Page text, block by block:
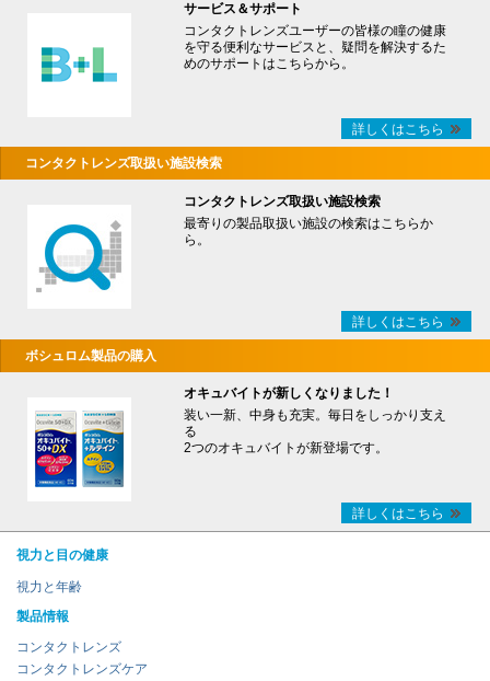
サービス＆サポート
コンタクトレンズユーザーの皆様の瞳の健康
を守る便利なサービスと、疑問を解決するた
めのサポートはこちらから。
詳しくはこちら
コンタクトレンズ取扱い施設検索
コンタクトレンズ取扱い施設検索
最寄りの製品取扱い施設の検索はこちらか
ら。
詳しくはこちら
ボシュロム製品の購入
オキュバイトが新しくなりました！
装い一新、中身も充実。毎日をしっかり支え
る
2つのオキュバイトが新登場です。
詳しくはこちら
視力と目の健康
視力と年齢
製品情報
コンタクトレンズ
コンタクトレンズケア